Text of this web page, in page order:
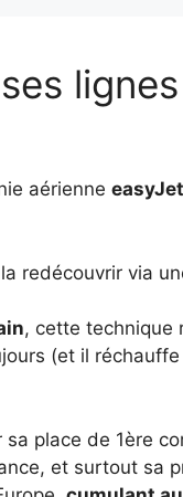
aérienne easyJet
redécouvrir via
, cette technique
(et il
place de 1ère
et surtout sa